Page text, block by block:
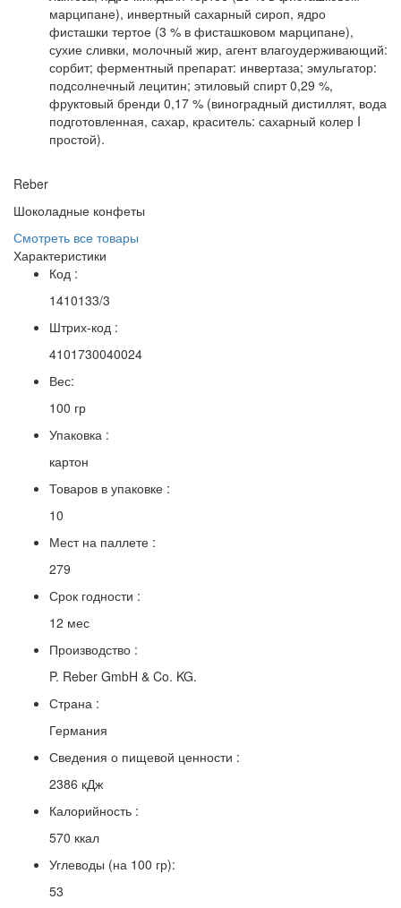
марципане), инвертный сахарный сироп, ядро
фисташки тертое (3 % в фисташковом марципане),
сухие сливки, молочный жир, агент влагоудерживающий:
сорбит; ферментный препарат: инвертаза; эмульгатор:
подсолнечный лецитин; этиловый спирт 0,29 %,
фруктовый бренди 0,17 % (виноградный дистиллят, вода
подготовленная, сахар, краситель: сахарный колер I
простой).
Reber
Шоколадные конфеты
Смотреть все товары
Характеристики
Код :
1410133/3
Штрих-код :
4101730040024
Вес:
100 гр
Упаковка :
картон
Товаров в упаковке :
10
Мест на паллете :
279
Срок годности :
12 мес
Производство :
P. Reber GmbH & Co. KG.
Страна :
Германия
Сведения о пищевой ценности :
2386 кДж
Калорийность :
570 ккал
Углеводы (на 100 гр):
53